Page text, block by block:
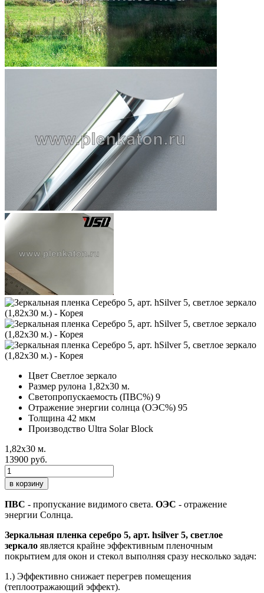
Цвет Светлое зеркало
Размер рулона 1,82х30 м.
Светопропускаемость (ПВС%) 9
Отражение энергии солнца (ОЭС%) 95
Толщина 42 мкм
Производство Ultra Solar Block
1,82х30 м.
13900 руб.
в корзину
ПВС - пропускание видимого света. ОЭС - отражение
энергии Солнца.
Зеркальная пленка серебро 5, арт. hsilver 5, светлое
зеркало является крайне эффективным пленочным
покрытием для окон и стекол выполняя сразу несколько задач:
1.) Эффективно снижает перегрев помещения
(теплоотражающий эффект).